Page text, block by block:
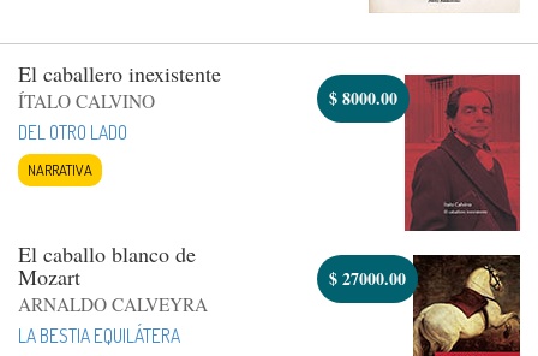
El caballero inexistente
ÍTALO CALVINO
DEL OTRO LADO
NARRATIVA
$8000.00
El caballo blanco de
Mozart
ARNALDO CALVEYRA
LA BESTIA EQUILÁTERA
$27000.00